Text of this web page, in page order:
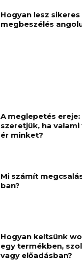
Hogyan lesz
megbeszélés
A meglepetés
szeretjük, ha
ér minket?
Mi számít
ban?
Hogyan keltsünk
egy termékben,
vagy előadásban?